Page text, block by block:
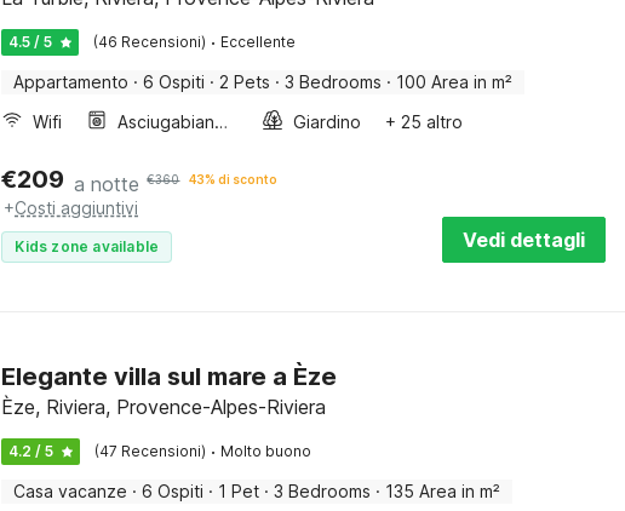
4.5 / 5 (46 Recensioni) · Eccellente
Appartamento · 6 Ospiti · 2 Pets · 3 Bedrooms · 100 Area in m²
Wifi
Asciugabiancheria Giardino + 25 altro
€209 a notte €360 43% di sconto
+Costi aggiuntivi
Kids zone available Vedi dettagli
Elegante villa sul mare a Èze
Èze, Riviera, Provence-Alpes-Riviera
4.2 / 5 (47 Recensioni) · Molto buono
Casa vacanze · 6 Ospiti · 1 Pet · 3 Bedrooms · 135 Area in m²